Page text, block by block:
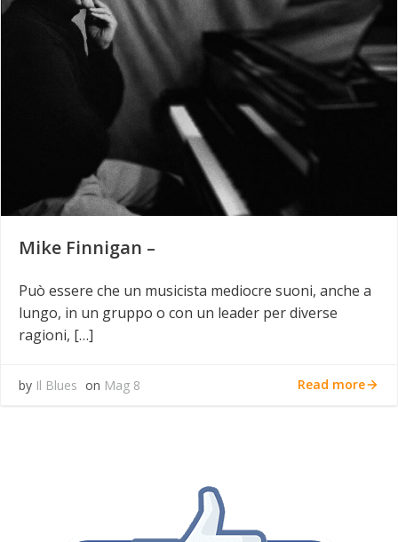
Mike Finnigan –
Può essere che un musicista mediocre suoni, anche a
lungo, in un gruppo o con un leader per diverse
ragioni, […]
by Il Blues on Mag 8 Read more